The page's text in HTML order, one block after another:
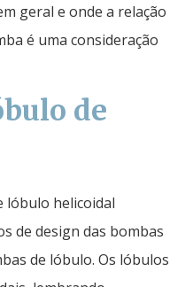
geral e onde a relação
é uma consideração
de
lóbulo helicoidal
de design das bombas
de lóbulo. Os lóbulos